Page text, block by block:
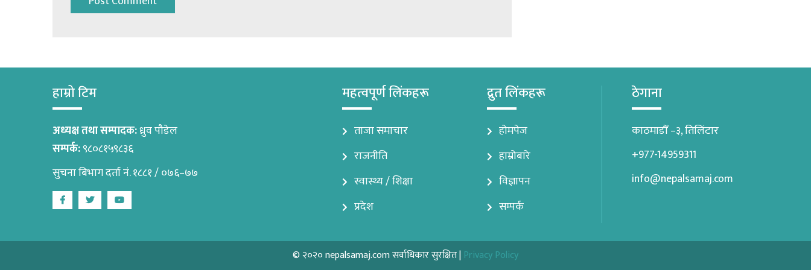
हाम्रो टिम
अध्यक्ष तथा सम्पादक:ध्रुव पौडेल
सम्पर्क:९८०८१५९८३६
सुचना बिभाग दर्ता नं. १८८१ / ०७६–७७
FacebookTwitterYoutube
महत्वपूर्ण लिंकहरू
ताजा समाचार
राजनीति
स्वास्थ्य / शिक्षा
प्रदेश
द्रुत लिंकहरू
होमपेज
हाम्रोबारे
विज्ञापन
सम्पर्क
ठेगाना
काठमाडौँ –३, तिलिंटार
+977-14959311
info@nepalsamaj.com
© २०२० nepalsamaj.com सर्वाधिकार सुरक्षित | Privacy Policy